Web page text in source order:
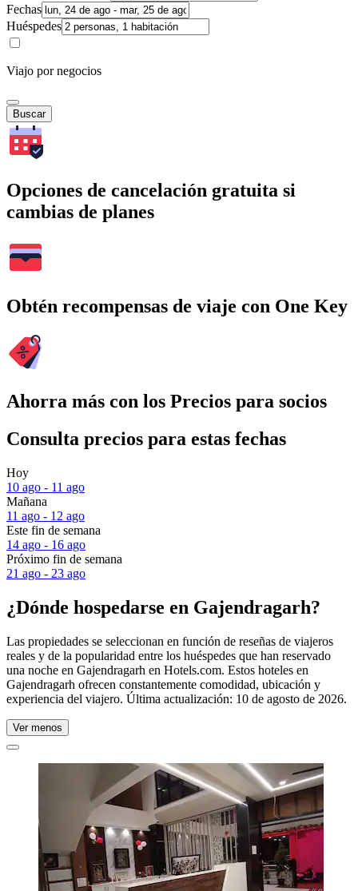
Fechas
Huéspedes
Viajo por negocios
Buscar
Opciones de cancelación gratuita si
cambias de planes
Obtén recompensas de viaje con One Key
Ahorra más con los Precios para socios
Consulta precios para estas fechas
Hoy
10 ago - 11 ago
Mañana
11 ago - 12 ago
Este fin de semana
14 ago - 16 ago
Próximo fin de semana
21 ago - 23 ago
¿Dónde hospedarse en Gajendragarh?
Las propiedades se seleccionan en función de reseñas de viajeros
reales y de la popularidad entre los huéspedes que han reservado
una noche en Gajendragarh en Hotels.com. Estos hoteles en
Gajendragarh ofrecen constantemente comodidad, ubicación y
experiencia del viajero. Última actualización: 10 de agosto de 2026.
Ver menos